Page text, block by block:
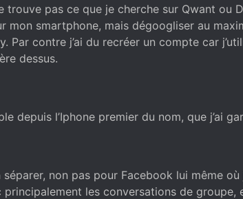
trouve pas ce que je cherche sur Qwant ou
mon smartphone, mais dégoogliser au
Par contre j’ai du recréer un compte car
dessus.
depuis l’Iphone premier du nom, que j’ai
séparer, non pas pour Facebook lui même
principalement les conversations de groupe,